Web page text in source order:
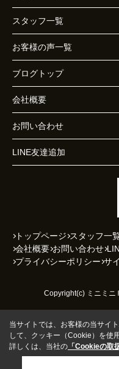
スタッフ一覧
お客様の声一覧
ブログトップ
会社概要
お問い合わせ
LINE友達追加
トップページ スタッフ一
会社概要 お問い合わせ
プライバシーポリシー サ
Copyright(c) ミニミニ
当サイトでは、お客様の当サイ
して、クッキー（Cookie）を使
詳しくは、当社の 「Cookieの取